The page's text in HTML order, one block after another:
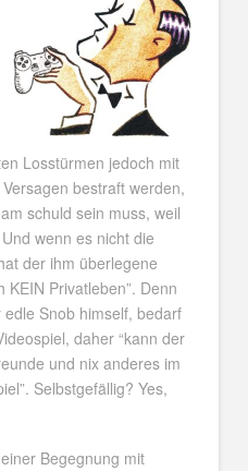
Losstürmen jedoch mit
bestraft werden,
schuld sein muss, weil
wenn es nicht die
der ihm überlegene
KEIN Privatleben”. Denn
Snob himself, bedarf
daher “kann der
und nix anderes im
Selbstgefällig? Yes,
Begegnung mit